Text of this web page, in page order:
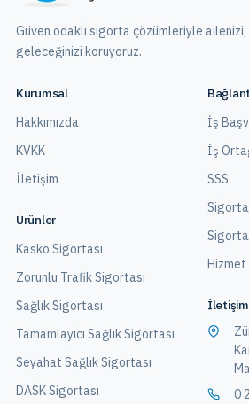
Güven odaklı sigorta çözümleriyle ailenizi,
geleceğinizi koruyoruz.
Kurumsal
Hakkımızda
KVKK
İletişim
Ürünler
Kasko Sigortası
Zorunlu Trafik Sigortası
Sağlık Sigortası
Tamamlayıcı Sağlık Sigortası
Seyahat Sağlık Sigortası
DASK Sigortası
İş
İş
SSS
Sigorta
Hizmet
İletişim
0